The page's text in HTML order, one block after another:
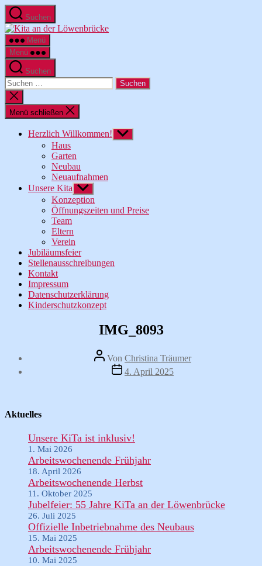
Zum
Inhalt
springen
Suchen
Kita
Menü
Menü
Suchen
Suche
nach:
Suche
schließen
Menü schließen
Herzlich Willkommen! Untermenü
anzeigen
Haus
Garten
Neubau
Neuaufnahmen
Unsere Kita Untermenü
anzeigen
Konzeption
Öffnungszeiten und Preise
Team
Eltern
Verein
Jubiläumsfeier
Stellenausschreibungen
Kontakt
Impressum
Datenschutzerklärung
Kinderschutzkonzept
IMG_8093
Beitragsautor
Von Christina Träumer
Veröffentlichungsdatum
4. April 2025
Aktuelles
Unsere KiTa ist inklusiv!
1. Mai 2026
Arbeitswochenende Frühjahr
18. April 2026
Arbeitswochenende Herbst
11. Oktober 2025
Jubelfeier: 55 Jahre KiTa an der Löwenbrücke
26. Juli 2025
Offizielle Inbetriebnahme des Neubaus
15. Mai 2025
Arbeitswochenende Frühjahr
10. Mai 2025